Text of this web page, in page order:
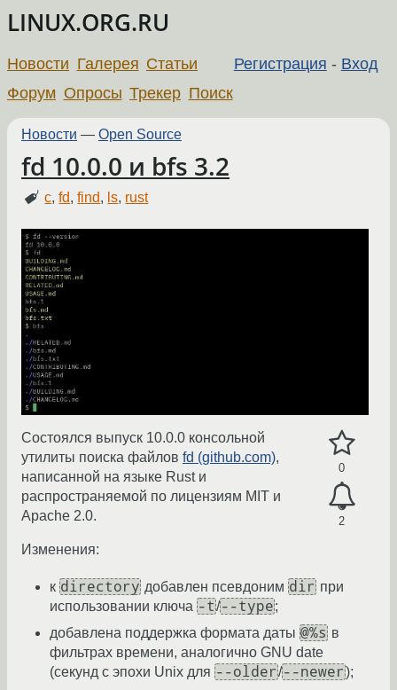
LINUX.ORG.RU
Регистрация - Вход
Новости Галерея Статьи
Форум Опросы Трекер Поиск
Новости — Open Source
fd 10.0.0 и bfs 3.2
c,fd,find, ls, rust
0
2
Состоялся выпуск 10.0.0 консольной
утилиты поиска файлов fd (github.com),
написанной на языке Rust и
распространяемой по лицензиям MIT и
Apache 2.0.
Изменения:
к directory добавлен псевдоним dir при
использовании ключа -t/--type;
добавлена поддержка формата даты @%s в
фильтрах времени, аналогично GNU date
(секунд с эпохи Unix для --older/--newer);